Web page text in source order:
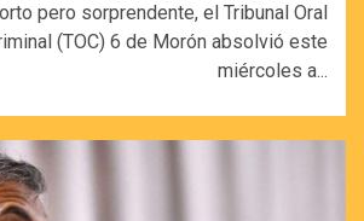
pero sorprendente, el Tribunal Oral
(TOC) 6 de Morón absolvió este
miércoles a...